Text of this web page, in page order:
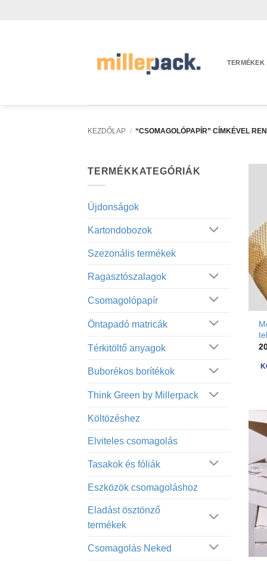
TERMÉKEK
KEZDŐLAP / “CSOMAGOLÓPAPÍR” CÍMKÉVEL
TERMÉKKATEGÓRIÁK
Újdonságok
Kartondobozok
Szezonális termékek
Ragasztószalagok
Csomagolópapír
Öntapadó matricák
Térkitöltő anyagok
Buborékos borítékok
Think Green by Millerpack
Költözéshez
Elviteles csomagolás
Tasakok és fóliák
Eszközök csomagoláshoz
Eladást ösztönző
termékek
Csomagolás Neked